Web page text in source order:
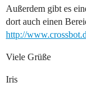
Außerdem gibt es
dort auch einen
http://
Viele Grüße
Iris